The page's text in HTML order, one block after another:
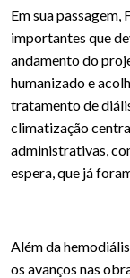
Em sua
importantes que
andamento do
humanizado e
tratamento de
climatização
administrativas,
espera, que já
Além da
os avanços nas